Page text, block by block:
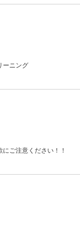
ーニング
にご注意ください！！